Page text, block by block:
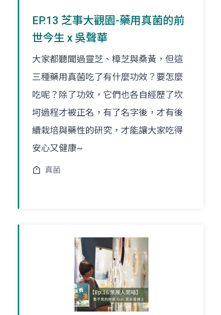
EP.13 芝事大觀園-藥用真菌的前
世今生 x 吳聲華
大家都聽聞過靈芝、樟芝與桑黃，但這
三種藥用真菌吃了有什麼功效？要怎麼
吃呢？除了功效，它們也各自經歷了坎
坷過程才被正名，有了名字後，才有後
續栽培與藥性的研究，才能讓大家吃得
安心又健康~
真菌